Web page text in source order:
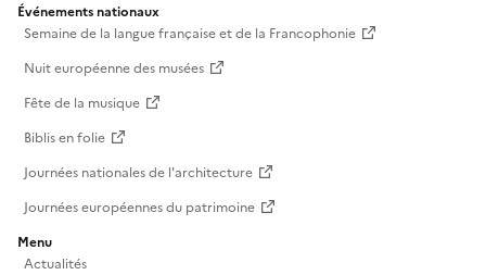
Événements nationaux
Semaine de la langue française et de la Francophonie
Nuit européenne des musées
Fête de la musique
Biblis en folie
Journées nationales de l'architecture
Journées européennes du patrimoine
Menu
Actualités